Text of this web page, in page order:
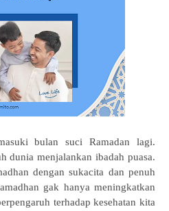
bulan suci Ramadan lagi.
dunia menjalankan ibadah puasa.
dengan sukacita dan penuh
gak hanya meningkatkan
terhadap kesehatan kita